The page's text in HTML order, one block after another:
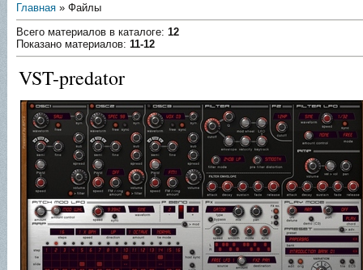
Главная » Файлы
Всего материалов в каталоге: 12
Показано материалов: 11-12
VST-predator